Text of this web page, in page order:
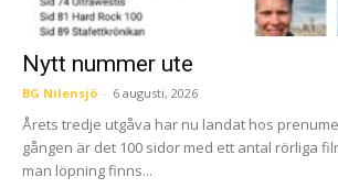
Nytt nummer ute
BG Nilensjö - 6 augusti, 2026
Årets tredje utgåva har nu landat hos
gången är det 100 sidor med ett antal rörliga
man löpning finns...